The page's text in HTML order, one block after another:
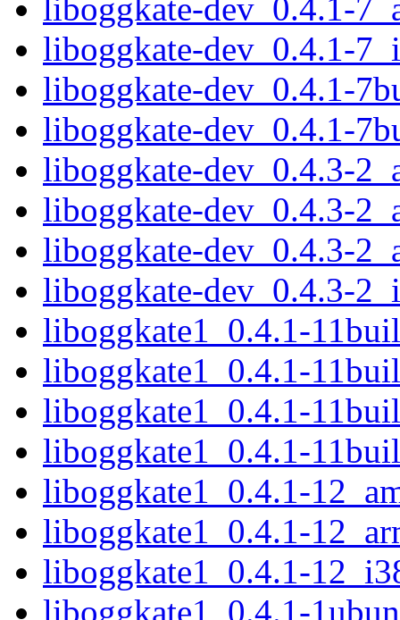
liboggkate-dev_0.4.1-
liboggkate-dev_0.4.1-
liboggkate-dev_0.4.1-
liboggkate-dev_0.4.1-
liboggkate-dev_0.4.3-
liboggkate-dev_0.4.3-
liboggkate-dev_0.4.3-
liboggkate-dev_0.4.3-
liboggkate1_0.4.1-
liboggkate1_0.4.1-
liboggkate1_0.4.1-
liboggkate1_0.4.1-
liboggkate1_0.4.1-
liboggkate1_0.4.1-
liboggkate1_0.4.1-
liboggkate1_0.4.1-